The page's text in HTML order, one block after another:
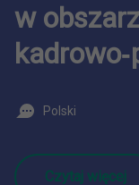
w
Polski
Czytaj więcej